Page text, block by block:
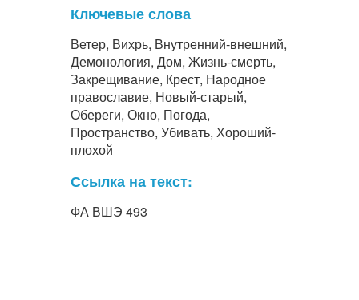
Ключевые слова
Ветер, Вихрь, Внутренний-внешний,
Демонология, Дом, Жизнь-смерть,
Закрещивание, Крест, Народное
православие, Новый-старый,
Обереги, Окно, Погода,
Пространство, Убивать, Хороший-
плохой
Ссылка на текст:
ФА ВШЭ 493